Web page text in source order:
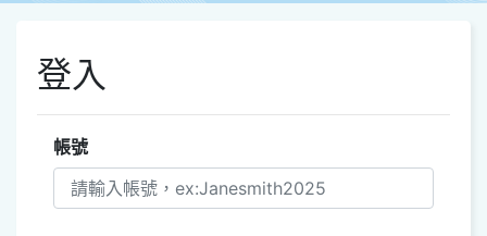
登入
帳號